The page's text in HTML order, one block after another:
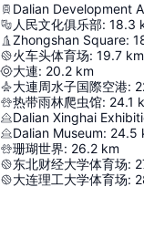
Dalian Development
人民文化俱乐部: 18.3
Zhongshan Square:
火车头体育场: 19.7 km
大連: 20.2 km
大連周水子国際空港:
热带雨林爬虫馆: 24.1
Dalian Xinghai
Dalian Museum: 24.5
珊瑚世界: 26.2 km
东北财经大学体育场:
大连理工大学体育场: